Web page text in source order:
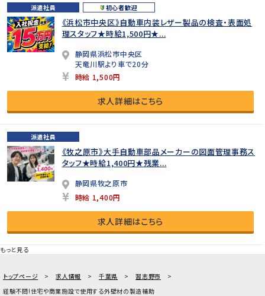
派遣社員 初心者歓迎
《浜松市中央区》自動車内装レザー製品の検査・表面処
理スタッフ★時給1,500円★...
静岡県浜松市中央区
天竜川駅より車で20分
時給 1,500円
求人詳細はこちら
派遣社員
《牧之原市》大手自動車部品メーカーの図面管理事務ス
タッフ★時給1,400円★残業...
静岡県牧之原市
時給 1,400円
求人詳細はこちら
もっと見る
トップページ 求人情報 千葉県
習志野市
経験不問!住宅や商業施設で使用する外壁材の製造補助